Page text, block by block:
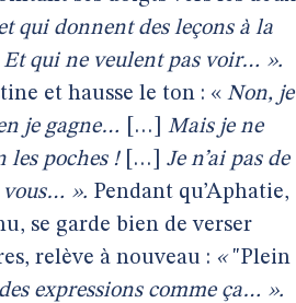
qui donnent des leçons à la
Et qui ne veulent pas voir… ».
et hausse le ton : « Non, je
je gagne…
[…] Mais je ne
les poches !
[…]
Je n’ai pas de
vous… ». Pendant qu’Aphatie,
se garde bien de verser
relève à nouveau : « "Plein
expressions comme ça… ».